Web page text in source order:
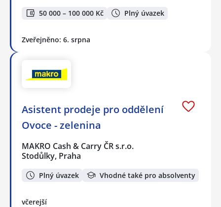
50 000 – 100 000 Kč Plný úvazek
Zveřejněno: 6. srpna
Asistent prodeje pro oddělení
Ovoce - zelenina
MAKRO Cash & Carry ČR s.r.o.
Stodůlky, Praha
Plný úvazek Vhodné také pro absolventy
včerejší